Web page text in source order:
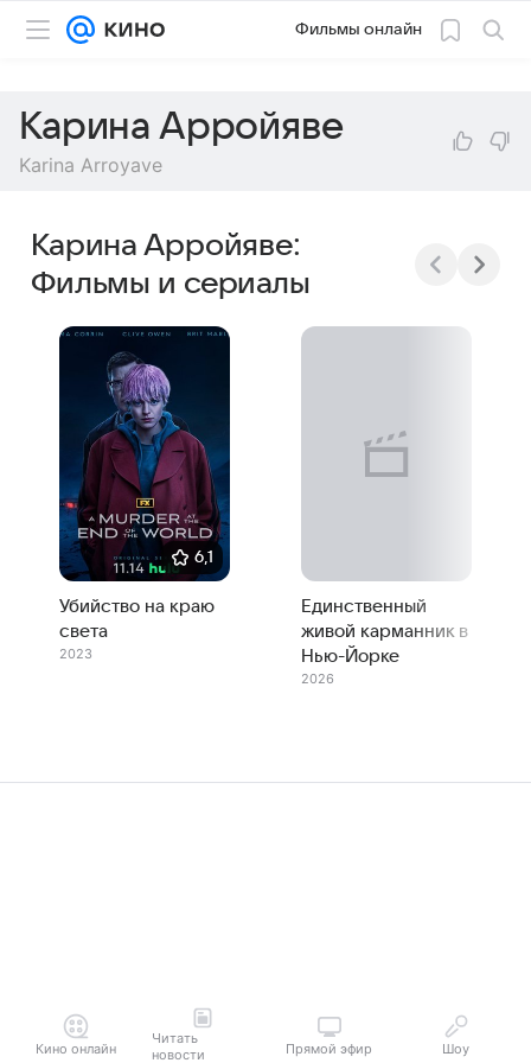
Фильмы онлайн
Карина Арройяве
Karina Arroyave
Карина Арройяве:
Фильмы и сериалы
6,1
Убийство на краю
света
2023
Единственный
живой карманник в
Нью-Йорке
2026
Кино онлайн
Читать
новости
Прямой эфир Шоу